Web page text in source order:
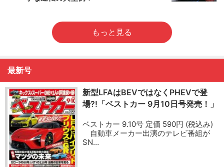
もっと見る
最新号
新型LFAはBEVではなくPHEVで登
場?!「ベストカー 9月10日号発売！」
ベストカー 9.10号 定価 590円 (税込み)
自動車メーカー出演のテレビ番組が
SN…